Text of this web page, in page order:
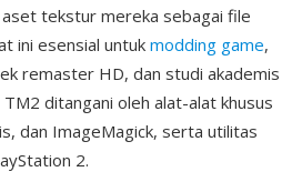
tekstur mereka sebagai file
ini esensial untuk modding game,
remaster HD, dan studi akademis
ditangani oleh alat-alat khusus
dan ImageMagick, serta utilitas
2.